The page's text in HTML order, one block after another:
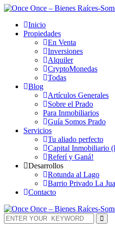
Inicio
Propiedades
En Venta
Inversiones
Alquiler
CryptoMonedas
Todas
Blog
Artículos Generales
Sobre el Prado
Para Inmobiliarios
Guía Somos Prado
Servicios
Tu aliado perfecto
Capital Inmobiliario
Referí y Ganá!
Desarrollos
Rotunda al Lago
Barrio Privado La
Contacto